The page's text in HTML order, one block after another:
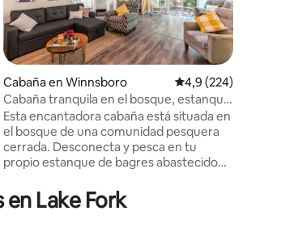
promedio: 5 de 5. 33 evaluaciones
Cabaña en Winnsboro Calificación
4,9 (224)
Cabaña tranquila en el bosque, estanque
de pesca y chimenea al aire libre
Esta encantadora cabaña está situada en
el bosque de una comunidad pesquera
cerrada. Desconecta y pesca en tu
propio estanque de bagres abastecido
en coche del pintoresco centro de
Winnsboro, donde encontrarás tiendas
Lake Fork